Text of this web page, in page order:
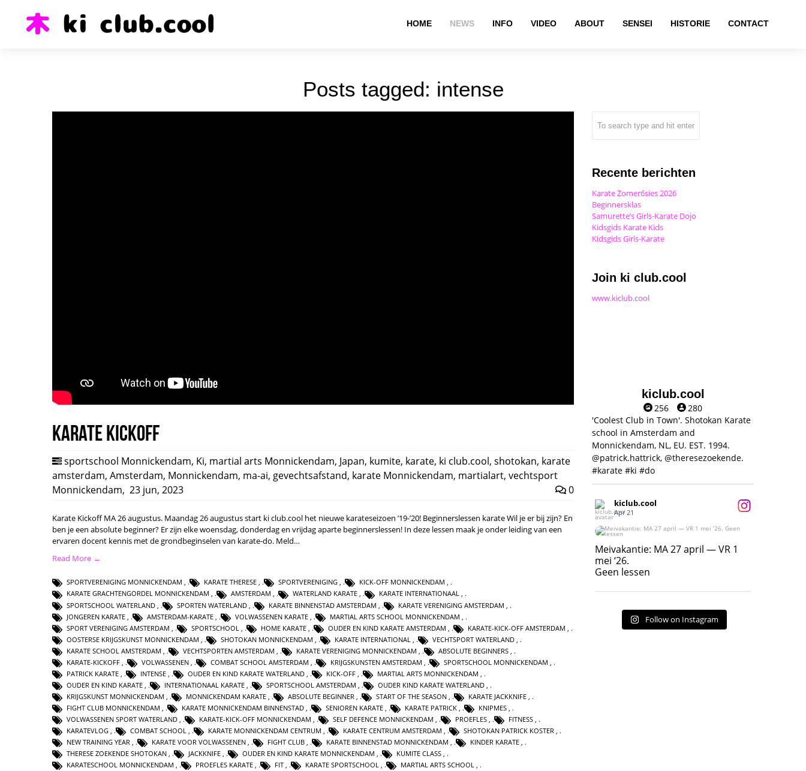
HOME NEWS INFO VIDEO ABOUT SENSEI HISTORIE CONTACT
Posts tagged: intense
Karate Kickoff
sportschool Monnickendam, Ki, martial arts Monnickendam, Japan, kumite, karate, ki club.cool, shotokan, karate
amsterdam, Amsterdam, Monnickendam, ma-ai, gevechtsafstand, karate Monnickendam, martialart, vechtsport
Monnickendam, 23 jun, 2023 0
Karate Kickoff MA 26 augustus. Maandag 26 augustus start ki club.cool het nieuwe karateseizoen ’19-’20! Beginnerslessen karate Wil je er bij zijn? En
ben je een absolute beginner? Er zijn elke woensdag, donderdag en vrijdag aparte beginnerslessen! In deze lessen maak je onder leiding van een
ervaren docent kennis met de grondbeginselen van karate-do. Meld…
Read More →
SPORTVERENIGING MONNICKENDAM , KARATE THERESE , SPORTVERENIGING , KICK-OFF MONNICKENDAM ,
KARATE GRACHTENGORDEL MONNICKENDAM , AMSTERDAM , WATERLAND KARATE , KARATE INTERNATIONAAL ,
SPORTSCHOOL WATERLAND
SPORTEN WATERLAND KARATE BINNENSTAD AMSTERDAM KARATE VERENIGING AMSTERDAM
JONGEREN KARATE
AMSTERDAM-KARATE VOLWASSENEN KARATE MARTIAL ARTS SCHOOL MONNICKENDAM
SPORT VERENIGING AMSTERDAM
SPORTSCHOOL HOME KARATE OUDER EN KIND KARATE AMSTERDAM KARATE-KICK-OFF AMSTERDAM
OOSTERSE KRIJGSKUNST MONNICKENDAM
SHOTOKAN MONNICKENDAM KARATE INTERNATIONAL VECHTSPORT WATERLAND
KARATE SCHOOL AMSTERDAM
VECHTSPORTEN AMSTERDAM KARATE VERENIGING MONNICKENDAM ABSOLUTE BEGINNERS
KARATE-KICKOFF
VOLWASSENEN COMBAT SCHOOL AMSTERDAM KRIJGSKUNSTEN AMSTERDAM SPORTSCHOOL MONNICKENDAM
PATRICK KARATE
INTENSE OUDER EN KIND KARATE WATERLAND KICK-OFF MARTIAL ARTS MONNICKENDAM
OUDER EN KIND KARATE
INTERNATIONAAL KARATE SPORTSCHOOL AMSTERDAM OUDER KIND KARATE WATERLAND
KRIJGSKUNST MONNICKENDAM , MONNICKENDAM KARATE , ABSOLUTE BEGINNER , START OF THE SEASON , KARATE JACKKNIFE ,
FIGHT CLUB MONNICKENDAM , KARATE MONNICKENDAM BINNENSTAD , SENIOREN KARATE , KARATE PATRICK , KNIPMES ,
VOLWASSENEN SPORT WATERLAND , KARATE-KICK-OFF MONNICKENDAM , SELF DEFENCE MONNICKENDAM , PROEFLES , FITNESS ,
KARATEVLOG , COMBAT SCHOOL , KARATE MONNICKENDAM CENTRUM , KARATE CENTRUM AMSTERDAM , SHOTOKAN PATRICK KOSTER ,
NEW TRAINING YEAR , KARATE VOOR VOLWASSENEN , FIGHT CLUB , KARATE BINNENSTAD MONNICKENDAM , KINDER KARATE ,
THERESE ZOEKENDE SHOTOKAN , JACKKNIFE , OUDER EN KIND KARATE MONNICKENDAM , KUMITE CLASS ,
KARATESCHOOL MONNICKENDAM , PROEFLES KARATE , FIT , KARATE SPORTSCHOOL , MARTIAL ARTS SCHOOL ,
Recente berichten
Karate Zomer6sies 2026
Beginnersklas
Samurette’s Girls-Karate Dojo
Kidsgids Karate Kids
Kidsgids Girls-Karate
Join ki club.cool
www.kiclub.cool
kiclub.cool
256
280
'Coolest Club in Town'. Shotokan Karate
school in Amsterdam and
Monnickendam, NL, EU. EST. 1994.
@patrick.hattrick, @theresezoekende.
#karate #ki #do
kiclub.cool
Apr 21
Meivakantie: MA 27 april — VR 1 mei ‘26.
Geen lessen
17
Meivakantie: MA 27 april — VR 1
mei ‘26.
Geen lessen
Follow on Instagram